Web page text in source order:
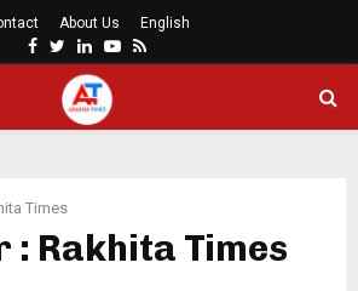
About Us English
Facebook
Twitter
LinkedinYoutube
Rss
Times
: Rakhita Times